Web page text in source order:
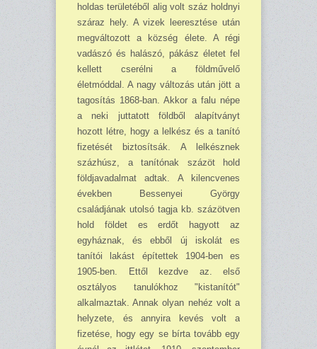
holdas területéből alig volt száz holdnyi
száraz hely. A vizek leeresztése után
megváltozott a község élete. A régi
vadászó és halászó, pákász életet fel
kellett cserélni a földművelő
életmóddal. A nagy változás után jött a
tagosítás 1868-ban. Akkor a falu népe
a neki juttatott földből alapítványt
hozott létre, hogy a lelkész és a tanító
fizetését biztosítsák. A lelkésznek
százhúsz, a tanítónak százöt hold
földjavadalmat adtak. A kilencvenes
években Bessenyei György
családjának utolsó tagja kb. százötven
hold földet es erdőt hagyott az
egyháznak, és ebből új iskolát es
tanítói lakást építettek 1904-ben es
1905-ben. Ettől kezdve az. első
osztályos tanulókhoz "kistanítót"
alkalmaztak. Annak olyan nehéz volt a
helyzete, és annyira kevés volt a
fizetése, hogy egy se bírta tovább egy